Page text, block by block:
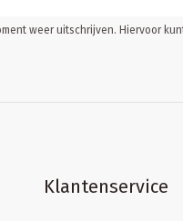
weer uitschrijven. Hiervoor
Klantenservice